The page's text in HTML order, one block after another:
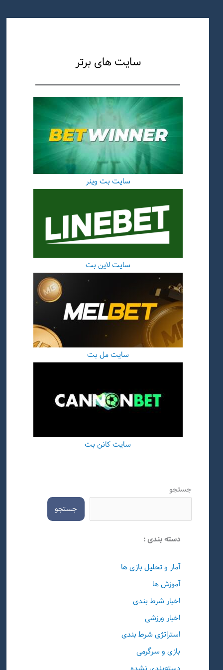
سایت های برتر
سایت بت وینر
سایت لاین بت
سایت مل بت
سایت کانن بت
جستجو
جستجو
دسته بندی :
آمار و تحلیل بازی ها
آموزش ها
اخبار شرط بندی
اخبار ورزشی
استراتژی شرط بندی
بازی و سرگرمی